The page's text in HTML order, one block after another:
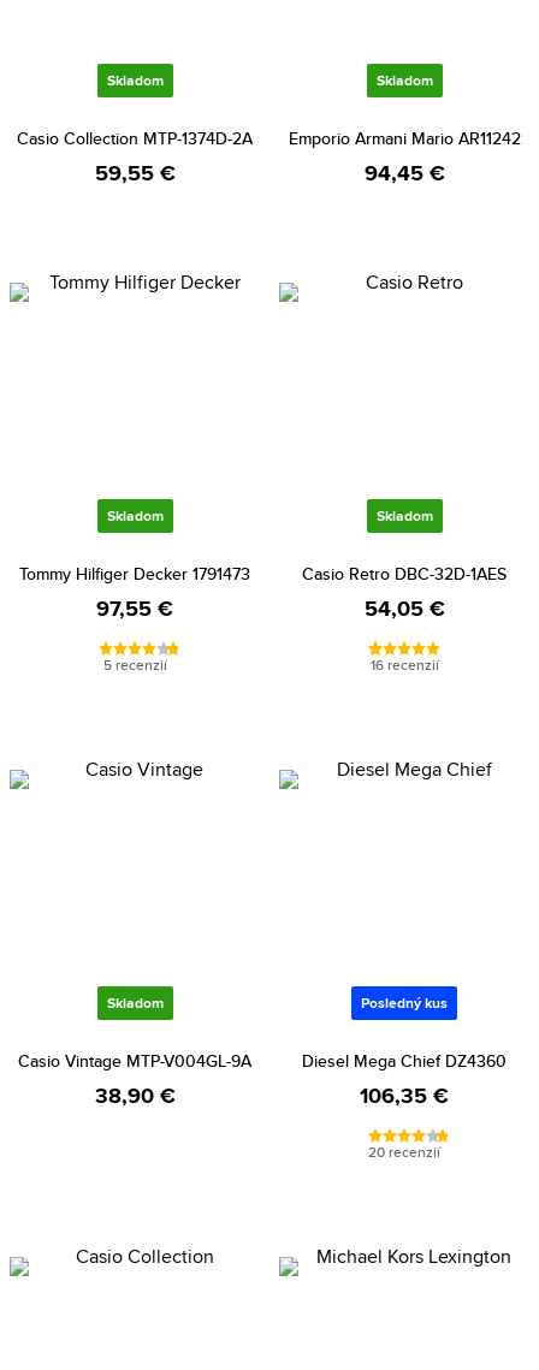
Skladom
Casio Collection MTP-1374D-2A
59,55 €
Skladom
Emporio Armani Mario AR11242
94,45 €
Skladom
Tommy Hilfiger Decker 1791473
97,55 €
5 recenzií
Skladom
Casio Retro DBC-32D-1AES
54,05 €
16 recenzií
Skladom
Casio Vintage MTP-V004GL-9A
38,90 €
Posledný kus
Diesel Mega Chief DZ4360
106,35 €
20 recenzií